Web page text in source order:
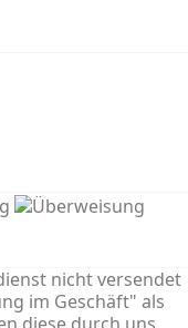
nicht versendet
im Geschäft" als